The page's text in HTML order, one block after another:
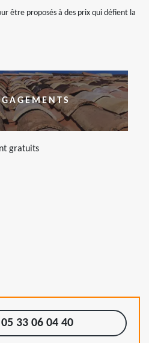
être proposés à des prix qui défient la
gratuits
05 33 06 04 40